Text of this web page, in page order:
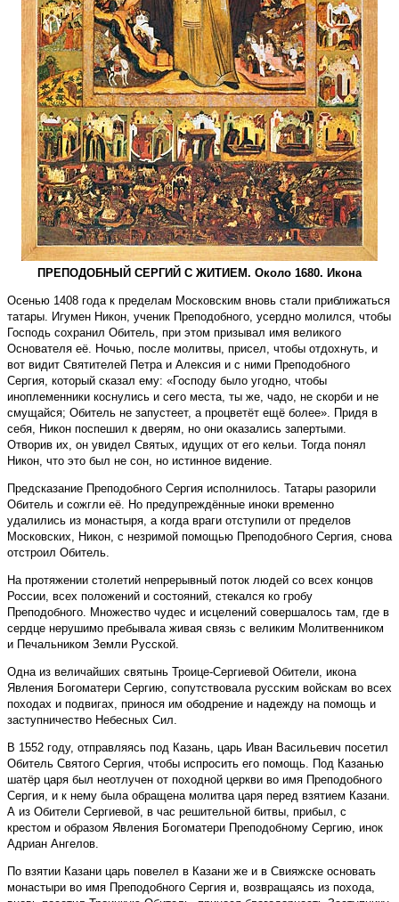
ПРЕПОДОБНЫЙ СЕРГИЙ С ЖИТИЕМ. Около 1680. Икона
Осенью 1408 года к пределам Московским вновь стали приближаться
татары. Игумен Никон, ученик Преподобного, усердно молился, чтобы
Господь сохранил Обитель, при этом призывал имя великого
Основателя её. Ночью, после молитвы, присел, чтобы отдохнуть, и
вот видит Святителей Петра и Алексия и с ними Преподобного
Сергия, который сказал ему: «Господу было угодно, чтобы
иноплеменники коснулись и сего места, ты же, чадо, не скорби и не
смущайся; Обитель не запустеет, а процветёт ещё более». Придя в
себя, Никон поспешил к дверям, но они оказались запертыми.
Отворив их, он увидел Святых, идущих от его кельи. Тогда понял
Никон, что это был не сон, но истинное видение.
Предсказание Преподобного Сергия исполнилось. Татары разорили
Обитель и сожгли её. Но предупреждённые иноки временно
удалились из монастыря, а когда враги отступили от пределов
Московских, Никон, с незримой помощью Преподобного Сергия, снова
отстроил Обитель.
На протяжении столетий непрерывный поток людей со всех концов
России, всех положений и состояний, стекался ко гробу
Преподобного. Множество чудес и исцелений совершалось там, где в
сердце нерушимо пребывала живая связь с великим Молитвенником
и Печальником Земли Русской.
Одна из величайших святынь Троице-Сергиевой Обители, икона
Явления Богоматери Сергию, сопутствовала русским войскам во всех
походах и по­двигах, принося им ободрение и надежду на помощь и
заступничество Небесных Сил.
В 1552 году, отправляясь под Казань, царь Иван Васильевич посетил
Обитель Святого Сергия, чтобы испросить его помощь. Под Казанью
шатёр царя был неотлучен от походной церкви во имя Преподобного
Сергия, и к нему была обращена молитва царя перед взятием Казани.
А из Обители Сергиевой, в час решительной битвы, прибыл, с
крестом и образом Явления Богоматери Преподобному Сергию, инок
Адриан Ангелов.
По взятии Казани царь повелел в Казани же и в Свияжске основать
монастыри во имя Преподобного Сергия и, возвращаясь из похода,